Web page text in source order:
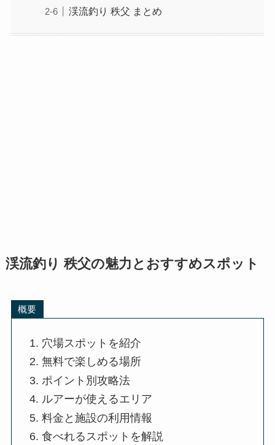
渓流釣り 秩父 まとめ
渓流釣り 秩父の魅力とおすすめスポット
概要
穴場スポットを紹介
無料で楽しめる場所
ポイント別攻略法
ルアーが使えるエリア
料金と施設の利用情報
食べれるスポットを解説